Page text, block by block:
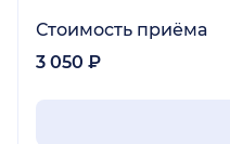
Стоимость приёма
3 050 ₽